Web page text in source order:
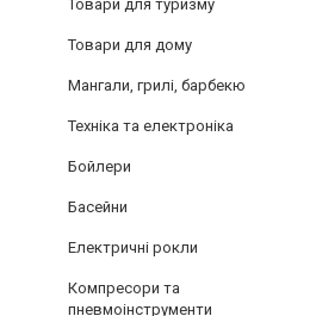
Товари для туризму
Товари для дому
Мангали, грилі, барбекю
Техніка та електроніка
Бойлери
Басейни
Електричні рокли
Компресори та
пневмоінструменти